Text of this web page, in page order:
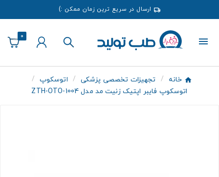
ارسال در سریع ترین زمان ممکن :)
0
خانه تجهیزات تخصصی پزشکی
اتوسکوپ
اتوسکوپ فایبر اپتیک زنیت مد مدل ZTH-OTO-1004